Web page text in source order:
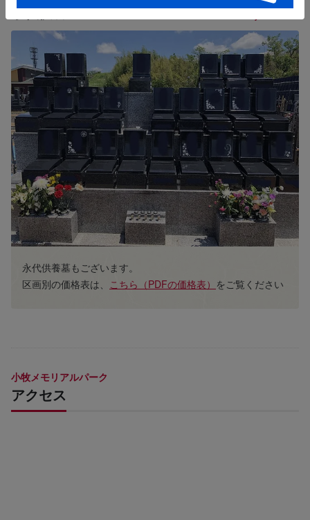
永代供養墓 828,000
永代供養墓もございます。
区画別の価格表は、 こちら（PDFの価格表） をご覧ください
小牧メモリアルパーク
アクセス